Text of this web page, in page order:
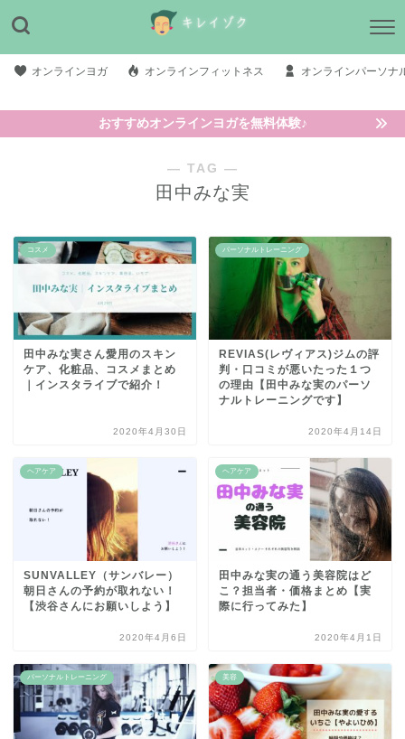
オンラインヨガ オンラインフィットネス オンラインパーソナ
おすすめオンラインヨガを無料体験♪
― TAG ―
田中みな実
コスメ
田中みな実さん愛用のスキン
ケア、化粧品、コスメまとめ
｜インスタライブで紹介！
2020年4月30日
パーソナルトレーニング
REVIAS(レヴィアス)ジムの評
判・口コミが悪いたった１つ
の理由【田中みな実のパーソ
ナルトレーニングです】
2020年4月14日
ヘアケア
SUNVALLEY（サンバレー）
朝日さんの予約が取れない！
【渋谷さんにお願いしよう】
2020年4月6日
ヘアケア
田中みな実の通う美容院はど
こ？担当者・価格まとめ【実
際に行ってみた】
2020年4月1日
パーソナルトレーニング 美容